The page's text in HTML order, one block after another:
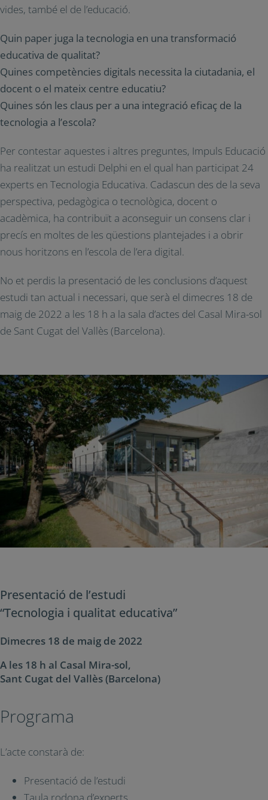
vides, també el de l’educació.
Quin paper juga la tecnologia en una transformació
educativa de qualitat?
Quines competències digitals necessita la ciutadania, el
docent o el mateix centre educatiu?
Quines són les claus per a una integració eficaç de la
tecnologia a l’escola?
Per contestar aquestes i altres preguntes, Impuls Educació
ha realitzat un estudi Delphi en el qual han participat 24
experts en Tecnologia Educativa. Cadascun des de la seva
perspectiva, pedagògica o tecnològica, docent o
acadèmica, ha contribuït a aconseguir un consens clar i
precís en moltes de les qüestions plantejades i a obrir
nous horitzons en l’escola de l’era digital.
No et perdis la presentació de les conclusions d’aquest
estudi tan actual i necessari, que serà el dimecres 18 de
maig de 2022 a les 18 h a la sala d’actes del Casal Mira-sol
de Sant Cugat del Vallès (Barcelona).
Presentació de l’estudi
“Tecnologia i qualitat educativa”
Dimecres 18 de maig de 2022
A les 18 h al Casal Mira-sol,
Sant Cugat del Vallès (Barcelona)
Programa
L’acte constarà de:
Presentació de l’estudi
Taula rodona d’experts